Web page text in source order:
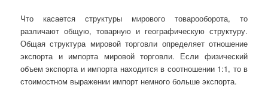
Что касается структуры мирового товарооборота, то
различают общую, товарную и географическую структуру.
Общая структура мировой торговли определяет отношение
экспорта и импорта мировой торговли. Если физический
объем экспорта и импорта находится в соотношении 1:1, то в
стоимостном выражении импорт немного больше экспорта.